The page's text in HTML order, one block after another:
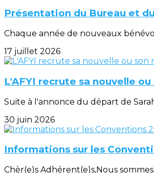
Présentation du Bureau et
Chaque année de nouveaux
17 juillet 2026
L'AFYI recrute sa nouvelle
Suite à l'annonce du départ de
30 juin 2026
Informations sur les
Chèr(e)s Adhérent(e)s,Nous